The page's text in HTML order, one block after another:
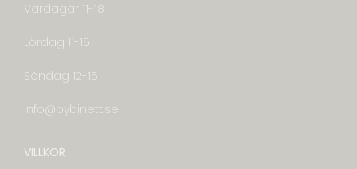
Vardagar 11-18
Lördag 11-15
Söndag 12-15
info@bybinett.se
VILLKOR